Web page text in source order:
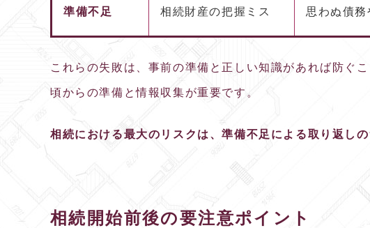
準備不足 相続財産の把握ミス 思わぬ債
これらの失敗は、事前の準備と正しい知識があれば防ぐ
頃からの準備と情報収集が重要です。
相続における最大のリスクは、準備不足による取り返し
相続開始前後の要注意ポイント